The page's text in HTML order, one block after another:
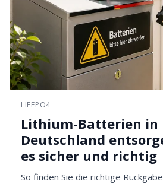
LIFEPO4
Lithium-Batterien in
Deutschland
es sicher und richtig
So finden Sie die richtige